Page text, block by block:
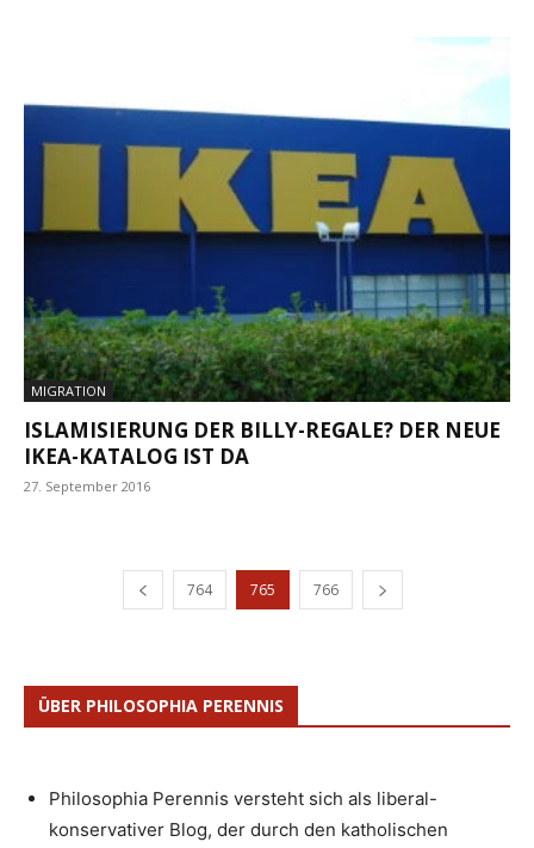
MIGRATION
ISLAMISIERUNG DER BILLY-REGALE? DER NEUE
IKEA-KATALOG IST DA
27. September 2016
764 765 766
ÜBER PHILOSOPHIA PERENNIS
Philosophia Perennis versteht sich als liberal-
konservativer Blog, der durch den katholischen